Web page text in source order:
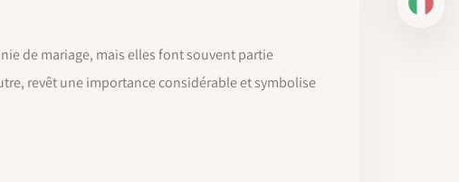
IT
de mariage, mais elles font souvent partie
revêt une importance considérable et symbolise